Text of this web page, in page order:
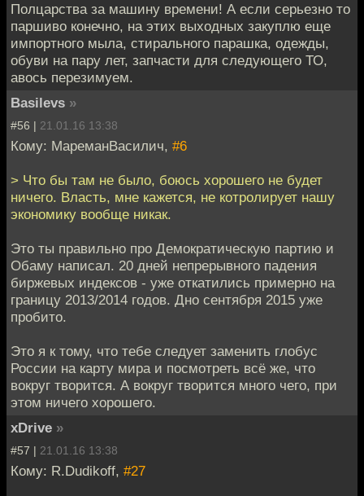
Полцарства за машину времени! А если серьезно то
паршиво конечно, на этих выходных закуплю еще
импортного мыла, стирального парашка, одежды,
обуви на пару лет, запчасти для следующего ТО,
авось перезимуем.
Basilevs »
#56 | 21.01.16 13:38
Кому: МареманВасилич, #6
> Что бы там не было, боюсь хорошего не будет
ничего. Власть, мне кажется, не котролирует нашу
экономику вообще никак.
Это ты правильно про Демократическую партию и
Обаму написал. 20 дней непрерывного падения
биржевых индексов - уже откатились примерно на
границу 2013/2014 годов. Дно сентября 2015 уже
пробито.
Это я к тому, что тебе следует заменить глобус
России на карту мира и посмотреть всё же, что
вокруг творится. А вокруг творится много чего, при
этом ничего хорошего.
xDrive »
#57 | 21.01.16 13:38
Кому: R.Dudikoff, #27